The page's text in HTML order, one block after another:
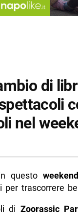
di
nel
questo weekend
per trascorrere
di Zoorassic